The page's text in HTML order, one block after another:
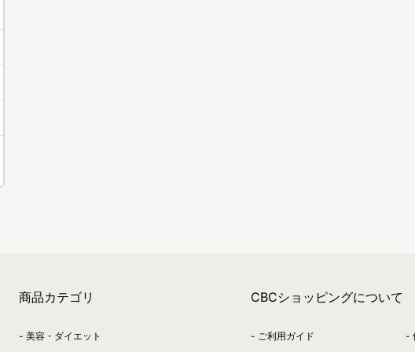
商品カテゴリ
美容・ダイエット
CBCショッピングについて
ご利用ガイド